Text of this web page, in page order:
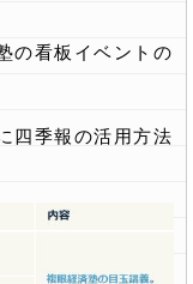
の看板イベントの
四季報の活用方法